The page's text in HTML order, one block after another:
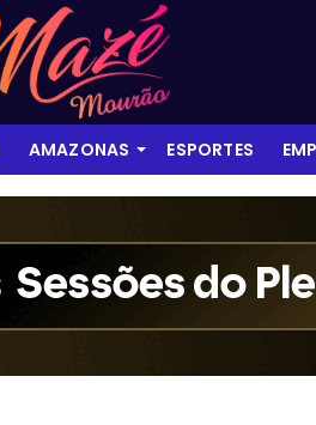
AMAZONAS ESPORTES